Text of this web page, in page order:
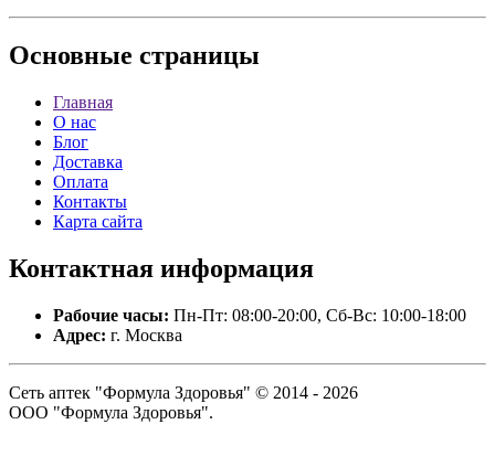
Основные страницы
Главная
О нас
Блог
Доставка
Оплата
Контакты
Карта сайта
Контактная информация
Рабочие часы: Пн-Пт: 08:00-20:00, Сб-Вс: 10:00-18:00
Адрес: г. Москва
Сеть аптек "Формула Здоровья" © 2014 - 2026
ООО "Формула Здоровья".